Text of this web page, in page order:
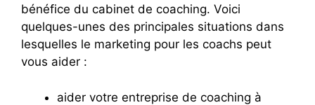
bénéfice du cabinet de coaching. Voici
quelques-unes des principales situations dans
lesquelles le marketing pour les coachs peut
vous aider :
aider votre entreprise de coaching à